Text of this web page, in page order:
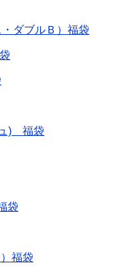
ダブルＢ）福袋
ュ) 福袋
袋
福袋